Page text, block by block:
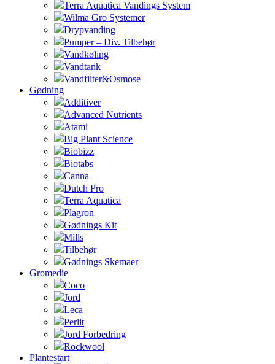
Terra Aquatica Vandings System
Wilma Gro Systemer
Drypvanding
Pumper – Div. Tilbehør
Vandkøling
Vandtank
Vandfilter&Osmose
Gødning
Additiver
Advanced Nutrients
Atami
Big Plant Science
Biobizz
Biotabs
Canna
Dutch Pro
Terra Aquatica
Plagron
Gødnings Kit
Mills
Tilbehør
Gødnings Skemaer
Gromedie
Coco
Jord
Leca
Perlit
Jord Forbedring
Rockwool
Plantestart